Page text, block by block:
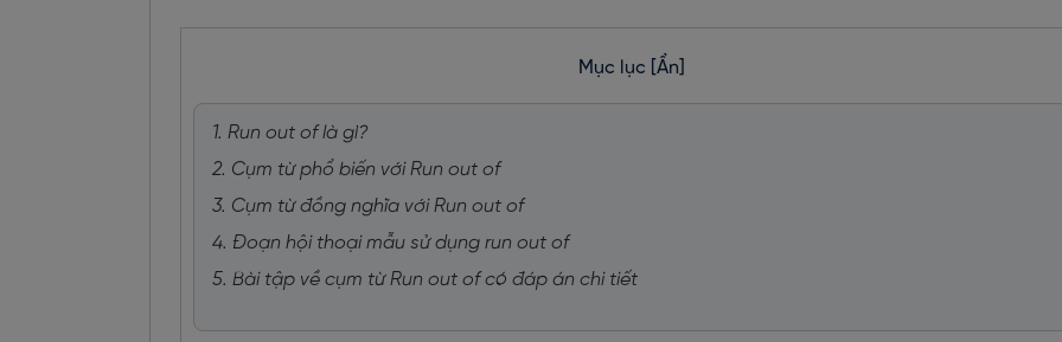
Mục lục [Ẩn]
1. Run out of là gì?
2. Cụm từ phổ biến với Run out of
3. Cụm từ đồng nghĩa với Run out of
4. Đoạn hội thoại mẫu sử dụng run out of
5. Bài tập về cụm từ Run out of có đáp án chi tiết